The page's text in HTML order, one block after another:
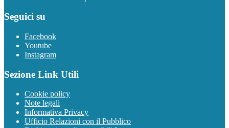
Seguici su
Facebook
Youtube
Instagram
Sezione Link Utili
Cookie policy
Note legali
Informativa Privacy
Ufficio Relazioni con il Pubblico